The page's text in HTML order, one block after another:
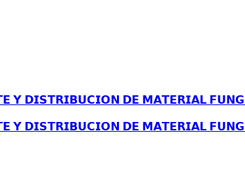
𝗬 𝗗𝗜𝗦𝗧𝗥𝗜𝗕𝗨𝗖𝗜𝗢𝗡 𝗗𝗘 𝗠𝗔𝗧𝗘𝗥𝗜𝗔𝗟
𝗬 𝗗𝗜𝗦𝗧𝗥𝗜𝗕𝗨𝗖𝗜𝗢𝗡 𝗗𝗘 𝗠𝗔𝗧𝗘𝗥𝗜𝗔𝗟